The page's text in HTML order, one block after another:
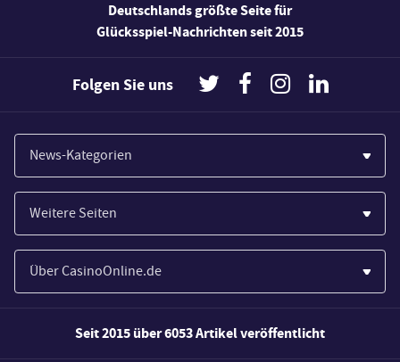
Deutschlands größte Seite für
Glücksspiel-Nachrichten seit 2015
Folgen Sie uns
News-Kategorien
Casinos
Wirtschaft
Spiele
Weitere Seiten
Paypal Casinos
Novoline Casinos
Merkur Casinos
Über CasinoOnline.de
Seit 2015 über 6053 Artikel veröffentlicht